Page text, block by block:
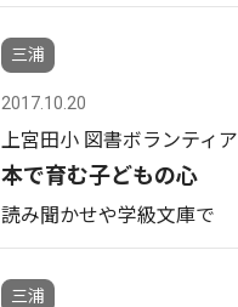
三浦
2017.10.20
上宮田小 図書ボランティア
本で育む子どもの心
読み聞かせや学級文庫で
三浦